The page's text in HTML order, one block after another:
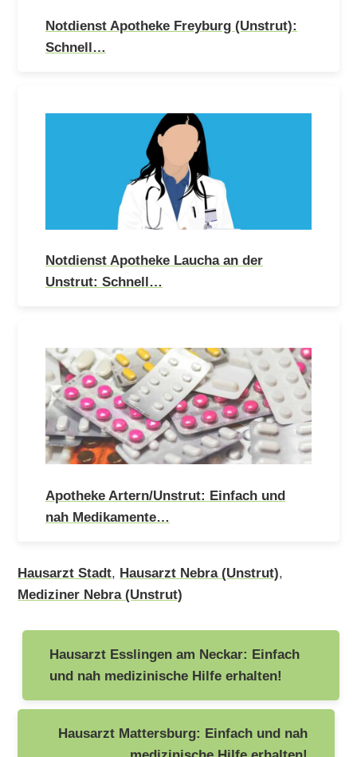
Notdienst Apotheke Freyburg (Unstrut):
Schnell…
Notdienst Apotheke Laucha an der
Unstrut: Schnell…
Apotheke Artern/Unstrut: Einfach und
nah Medikamente…
Hausarzt Stadt, Hausarzt Nebra (Unstrut),
Mediziner Nebra (Unstrut)
Beitragsnavigation
Hausarzt Esslingen am Neckar: Einfach
und nah medizinische Hilfe erhalten!
Hausarzt Mattersburg: Einfach und nah